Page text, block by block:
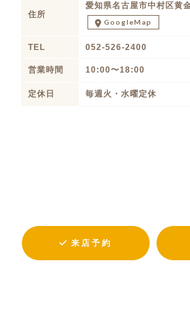
住所
愛知県名古屋市中村区黄
GoogleMap
TEL 052-526-2400
営業時間 10:00〜18:00
定休日 毎週火・水曜定休
来店予約